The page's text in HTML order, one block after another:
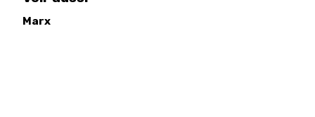
Marx